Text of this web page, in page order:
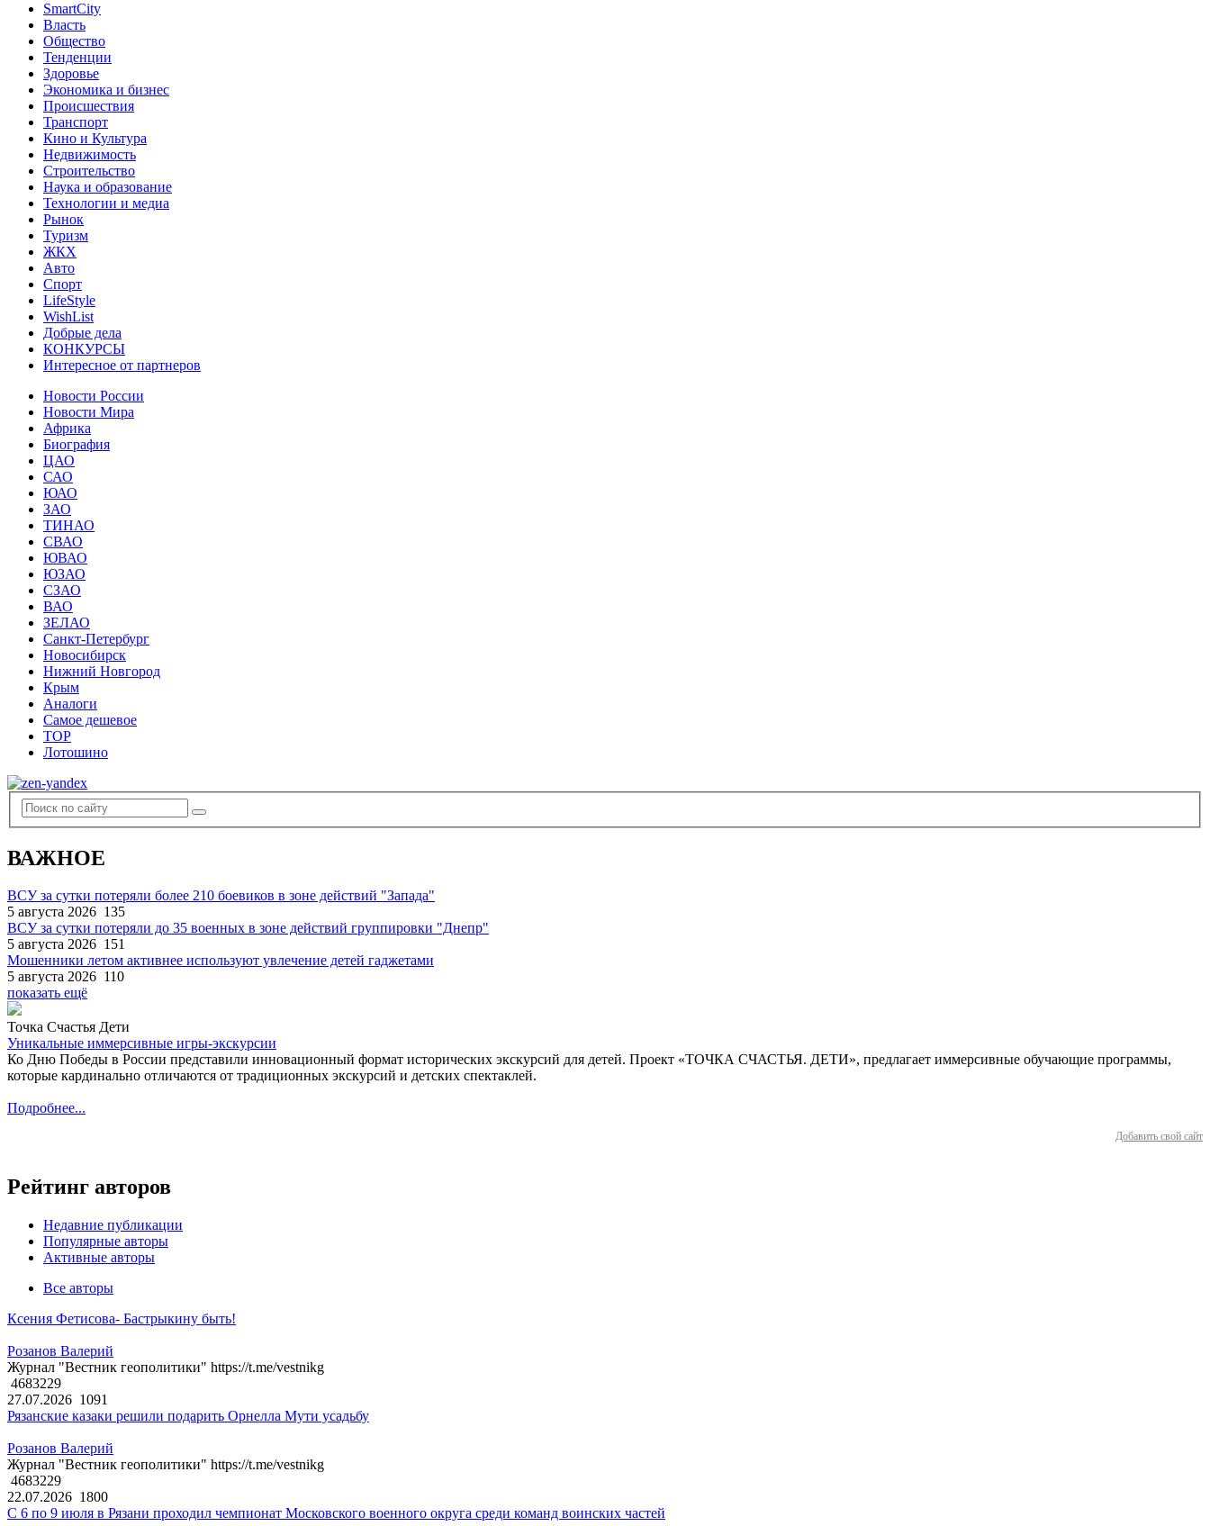
SmartCity
Власть
Общество
Тенденции
Здоровье
Экономика и бизнес
Происшествия
Транспорт
Кино и Культура
Недвижимость
Строительство
Наука и образование
Технологии и медиа
Рынок
Туризм
ЖКХ
Авто
Спорт
LifeStyle
WishList
Добрые дела
КОНКУРСЫ
Интересное от партнеров
Новости России
Новости Мира
Африка
Биография
ЦАО
САО
ЮАО
ЗАО
ТИНАО
СВАО
ЮВАО
ЮЗАО
СЗАО
ВАО
ЗЕЛАО
Санкт-Петербург
Новосибирск
Нижний Новгород
Крым
Аналоги
Самое дешевое
TOP
Лотошино
ВАЖНОЕ
ВСУ за сутки потеряли более 210 боевиков в зоне действий "Запада"
5 августа 2026 135
ВСУ за сутки потеряли до 35 военных в зоне действий группировки "Днепр"
5 августа 2026 151
Мошенники летом активнее используют увлечение детей гаджетами
5 августа 2026 110
показать ещё
Точка Счастья Дети
Уникальные иммерсивные игры-экскурсии
Ко Дню Победы в России представили инновационный формат исторических экскурсий для детей. Проект «ТОЧКА СЧАСТЬЯ. ДЕТИ», предлагает иммерсивные обучающие программы,
которые кардинально отличаются от традиционных экскурсий и детских спектаклей.
Подробнее...
Добавить свой сайт
Рейтинг авторов
Недавние публикации
Популярные авторы
Активные авторы
Все авторы
Ксения Фетисова- Бастрыкину быть!
Розанов Валерий
Журнал "Вестник геополитики" https://t.me/vestnikg
4683229
27.07.2026 1091
Рязанские казаки решили подарить Орнелла Мути усадьбу
Розанов Валерий
Журнал "Вестник геополитики" https://t.me/vestnikg
4683229
22.07.2026 1800
С 6 по 9 июля в Рязани проходил чемпионат Московского военного округа среди команд воинских частей